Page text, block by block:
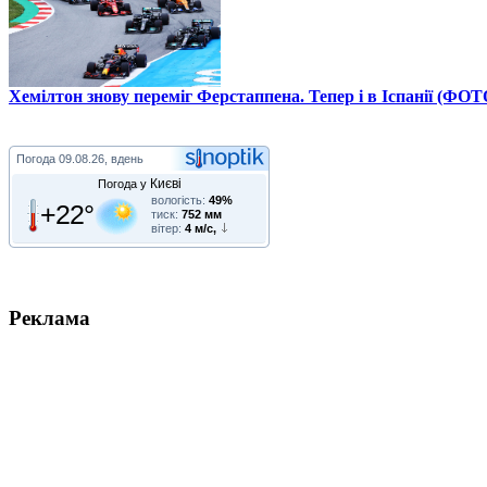
Хемілтон знову переміг Ферстаппена. Тепер і в Іспанії
Погода 09.08.26, вдень
Погода у Києві
+22° вологість: 49%
тиск: 752 мм
вітер: 4 м/с,
Реклама